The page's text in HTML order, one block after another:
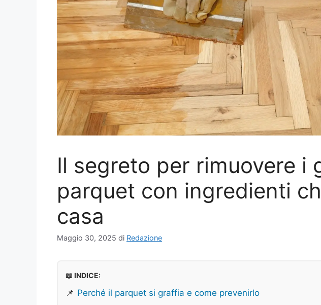
Il segreto per rimuovere i
parquet con ingredienti
casa
Maggio 30, 2025 di Redazione
📖 INDICE:
📌 Perché il parquet si graffia e come prevenirlo